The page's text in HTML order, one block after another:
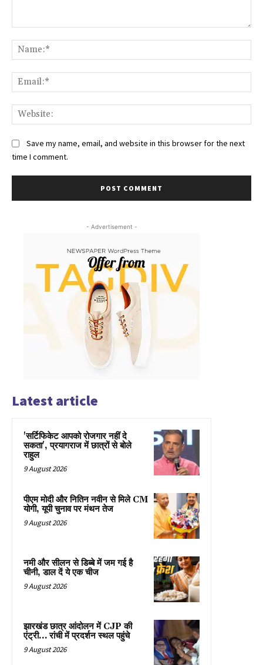
Save my name, email, and website in this browser for the next
time I comment.
- Advertisement -
Latest article
'सर्टिफिकेट आपको रोजगार नहीं दे
सकता', प्रयागराज में छात्रों से बोले
राहुल
9 August 2026
पीएम मोदी और नितिन नवीन से मिले CM
योगी, यूपी चुनाव पर मंथन तेज
9 August 2026
नमी और सीलन से डिब्बे में जम गई है
चीनी, डाल दें ये एक चीज
9 August 2026
झारखंड छात्र आंदोलन में CJP की
एंट्री… रांची में प्रदर्शन स्थल पहुंचे
9 August 2026